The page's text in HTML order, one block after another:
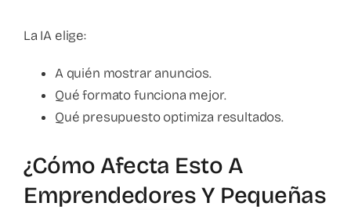
La IA elige:
A quién mostrar anuncios.
Qué formato funciona mejor.
Qué presupuesto optimiza resultados.
¿Cómo Afecta Esto A
Emprendedores Y Pequeñas